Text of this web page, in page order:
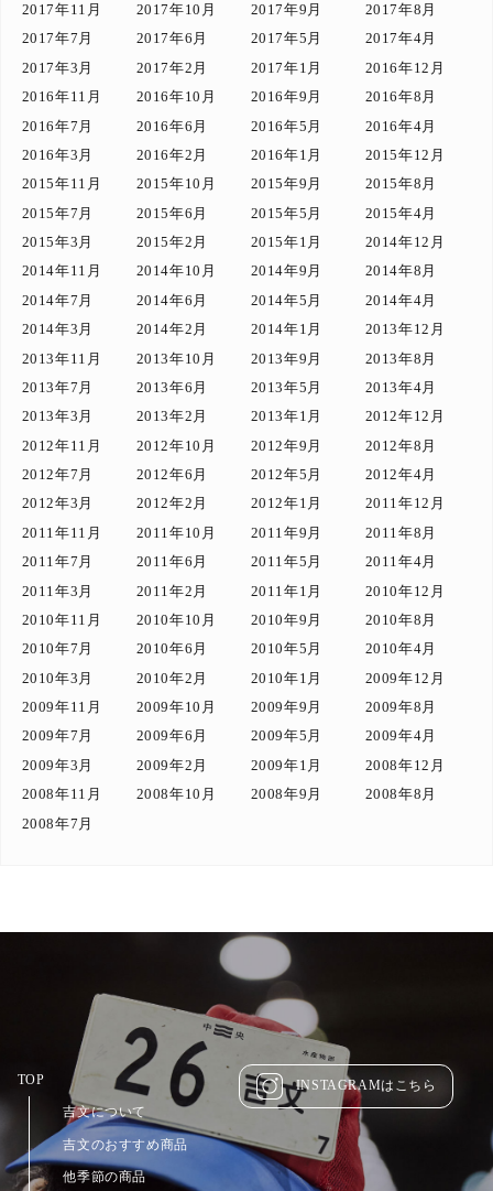
2017年11月
2017年10月 2017年9月
2017年8月
2017年7月
2017年6月 2017年5月
2017年4月
2017年3月
2017年2月 2017年1月
2016年12月
2016年11月
2016年10月 2016年9月
2016年8月
2016年7月
2016年6月 2016年5月
2016年4月
2016年3月
2016年2月 2016年1月
2015年12月
2015年11月
2015年10月 2015年9月
2015年8月
2015年7月
2015年6月 2015年5月
2015年4月
2015年3月
2015年2月 2015年1月
2014年12月
2014年11月
2014年10月 2014年9月
2014年8月
2014年7月
2014年6月 2014年5月
2014年4月
2014年3月
2014年2月 2014年1月
2013年12月
2013年11月
2013年10月 2013年9月
2013年8月
2013年7月
2013年6月 2013年5月
2013年4月
2013年3月
2013年2月 2013年1月
2012年12月
2012年11月
2012年10月 2012年9月
2012年8月
2012年7月
2012年6月 2012年5月
2012年4月
2012年3月
2012年2月 2012年1月
2011年12月
2011年11月
2011年10月 2011年9月
2011年8月
2011年7月
2011年6月 2011年5月
2011年4月
2011年3月
2011年2月 2011年1月
2010年12月
2010年11月
2010年10月 2010年9月
2010年8月
2010年7月
2010年6月 2010年5月
2010年4月
2010年3月
2010年2月 2010年1月
2009年12月
2009年11月
2009年10月 2009年9月
2009年8月
2009年7月
2009年6月 2009年5月
2009年4月
2009年3月
2009年2月 2009年1月
2008年12月
2008年11月
2008年10月 2008年9月
2008年8月
2008年7月
TOP
吉文について
吉文のおすすめ商品
他季節の商品
INSTAGRAMはこちら